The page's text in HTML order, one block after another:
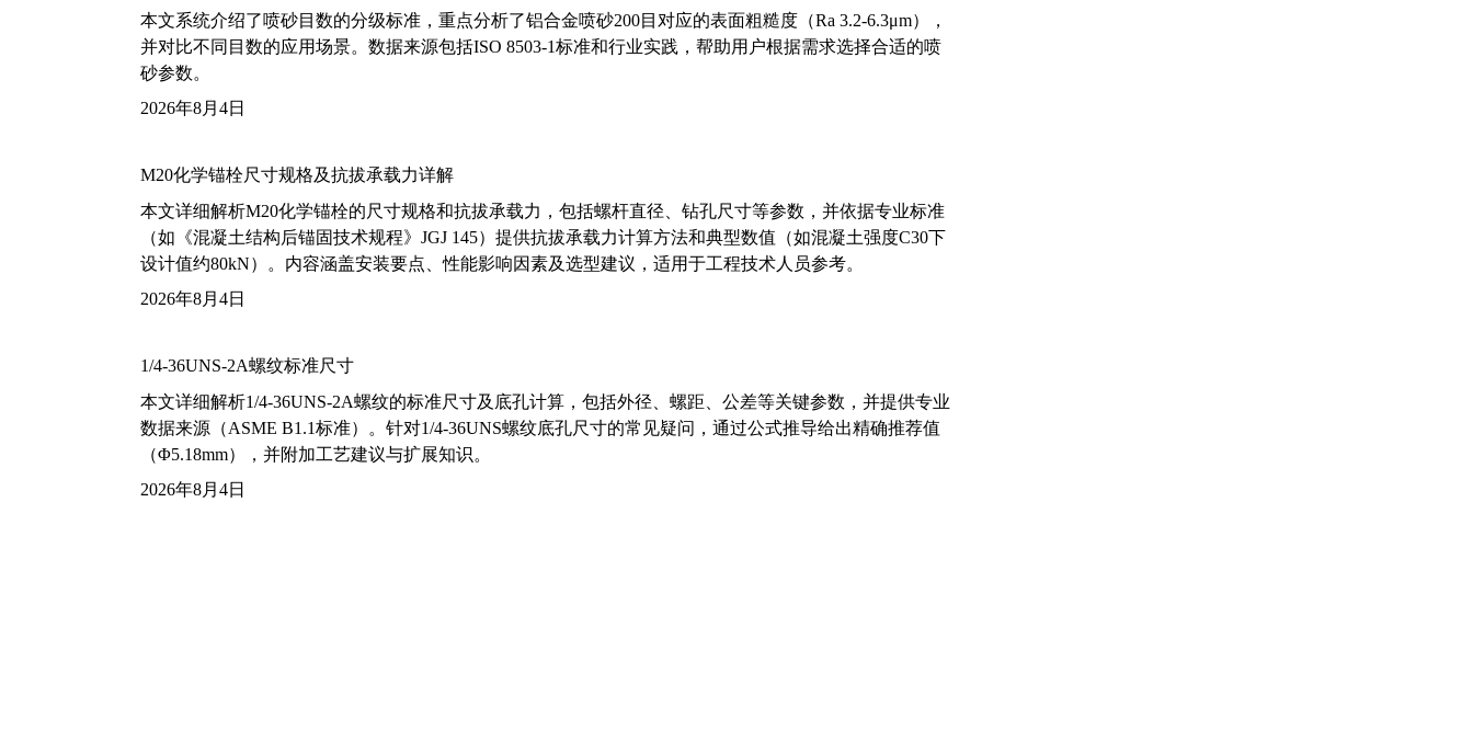
本文系统介绍了喷砂目数的分级标准，重点分析了铝合金喷砂200目对应的表面粗糙度（Ra 3.2-6.3μm），
并对比不同目数的应用场景。数据来源包括ISO 8503-1标准和行业实践，帮助用户根据需求选择合适的喷
砂参数。
2026年8月4日
M20化学锚栓尺寸规格及抗拔承载力详解
本文详细解析M20化学锚栓的尺寸规格和抗拔承载力，包括螺杆直径、钻孔尺寸等参数，并依据专业标准
（如《混凝土结构后锚固技术规程》JGJ 145）提供抗拔承载力计算方法和典型数值（如混凝土强度C30下
设计值约80kN）。内容涵盖安装要点、性能影响因素及选型建议，适用于工程技术人员参考。
2026年8月4日
1/4-36UNS-2A螺纹标准尺寸
本文详细解析1/4-36UNS-2A螺纹的标准尺寸及底孔计算，包括外径、螺距、公差等关键参数，并提供专业
数据来源（ASME B1.1标准）。针对1/4-36UNS螺纹底孔尺寸的常见疑问，通过公式推导给出精确推荐值
（Φ5.18mm），并附加工艺建议与扩展知识。
2026年8月4日